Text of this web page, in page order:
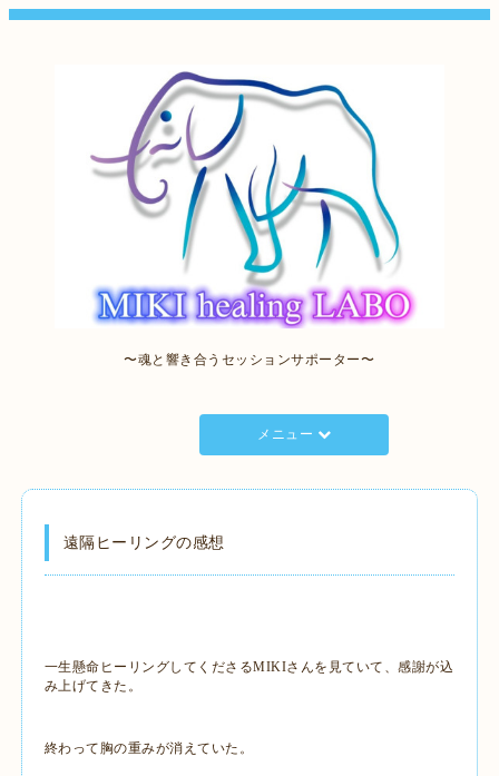
〜魂と響き合うセッションサポーター〜
メニュー
遠隔ヒーリングの感想
一生懸命ヒーリングしてくださるMIKIさんを見ていて、感謝が込
み上げてきた。
終わって胸の重みが消えていた。